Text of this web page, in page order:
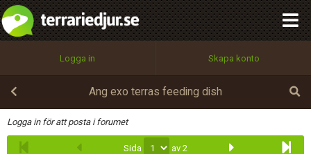
Logga in Skapa konto
Ang exo terras feeding dish
Logga in för att posta i forumet
Sida av 2
Infoga
Utför
100%
OK
integritetspolicy
Namn:
Epost:
Användarnamn:
Begär nytt lösenord
Tillbaka till förstasidan